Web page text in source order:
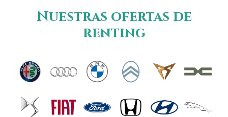
Nuestras ofertas de
renting